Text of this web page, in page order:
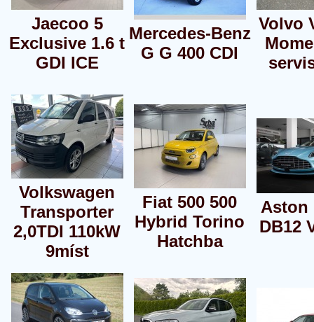
Jaecoo 5
Exclusive 1.6 t
GDI ICE
Mercedes-Benz
G G 400 CDI
Volvo
Volkswagen
Transporter
2,0TDI 110kW
9míst
Fiat 500 500
Hybrid Torino
Hatchba
Aston
DB12